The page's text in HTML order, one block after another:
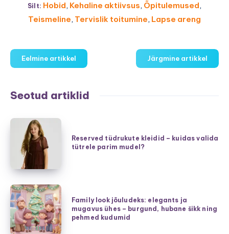
Silt: Hobid, Kehaline aktiivsus, Õpitulemused,
Teismeline, Tervislik toitumine, Lapse areng
Eelmine artikkel Järgmine artikkel
Seotud artiklid
Reserved
tüdrukute
kleidid
kuidas
valida
tütrele
parim
mudel?
Reserved tüdrukute kleidid – kuidas valida
tütrele parim mudel?
Family
look
jõuludeks:
elegants
Family look jõuludeks: elegants ja
mugavus ühes – burgund, hubane šikk ning
pehmed kudumid